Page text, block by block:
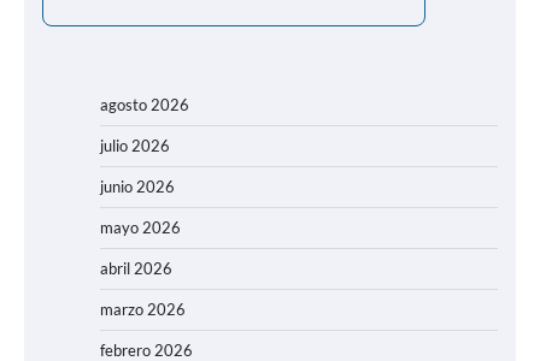
agosto 2026
julio 2026
junio 2026
mayo 2026
abril 2026
marzo 2026
febrero 2026